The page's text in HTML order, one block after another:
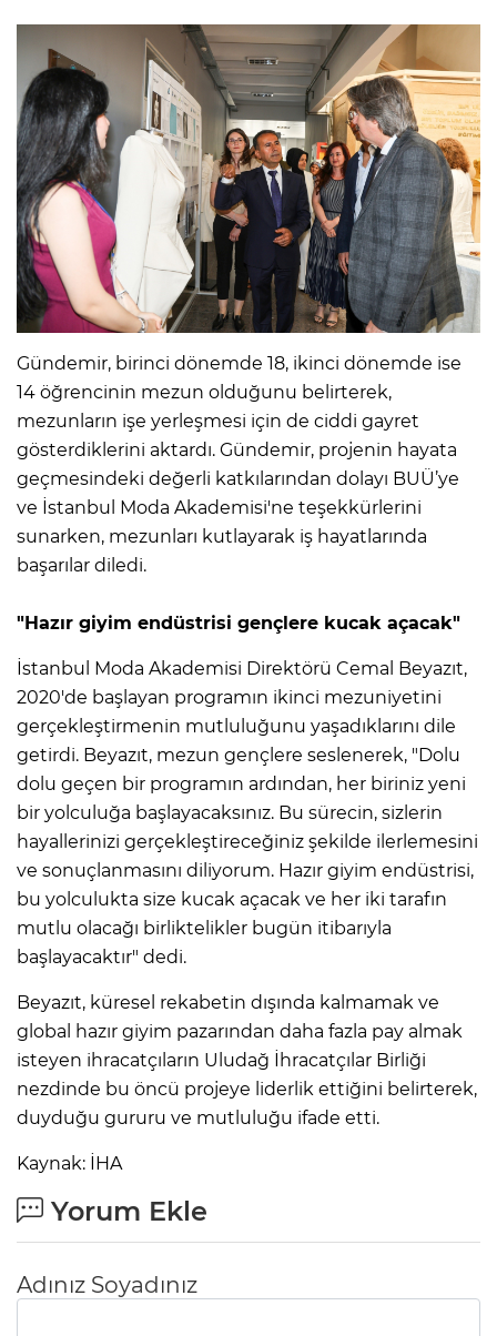
Gündemir, birinci dönemde 18, ikinci dönemde ise
14 öğrencinin mezun olduğunu belirterek,
mezunların işe yerleşmesi için de ciddi gayret
gösterdiklerini aktardı. Gündemir, projenin hayata
geçmesindeki değerli katkılarından dolayı BUÜ’ye
ve İstanbul Moda Akademisi'ne teşekkürlerini
sunarken, mezunları kutlayarak iş hayatlarında
başarılar diledi.
"Hazır giyim endüstrisi gençlere kucak açacak"
İstanbul Moda Akademisi Direktörü Cemal Beyazıt,
2020'de başlayan programın ikinci mezuniyetini
gerçekleştirmenin mutluluğunu yaşadıklarını dile
getirdi. Beyazıt, mezun gençlere seslenerek, "Dolu
dolu geçen bir programın ardından, her biriniz yeni
bir yolculuğa başlayacaksınız. Bu sürecin, sizlerin
hayallerinizi gerçekleştireceğiniz şekilde ilerlemesini
ve sonuçlanmasını diliyorum. Hazır giyim endüstrisi,
bu yolculukta size kucak açacak ve her iki tarafın
mutlu olacağı birliktelikler bugün itibarıyla
başlayacaktır" dedi.
Beyazıt, küresel rekabetin dışında kalmamak ve
global hazır giyim pazarından daha fazla pay almak
isteyen ihracatçıların Uludağ İhracatçılar Birliği
nezdinde bu öncü projeye liderlik ettiğini belirterek,
duyduğu gururu ve mutluluğu ifade etti.
Kaynak: İHA
Yorum Ekle
Adınız Soyadınız